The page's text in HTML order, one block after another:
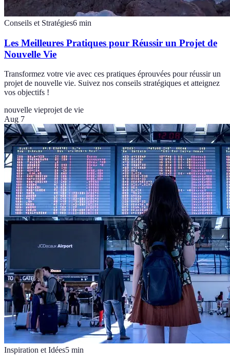
Conseils et Stratégies6 min
Les Meilleures Pratiques pour Réussir un Projet de
Nouvelle Vie
Transformez votre vie avec ces pratiques éprouvées pour réussir un
projet de nouvelle vie. Suivez nos conseils stratégiques et atteignez
vos objectifs !
nouvelle vieprojet de vie
Aug 7
Inspiration et Idées5 min